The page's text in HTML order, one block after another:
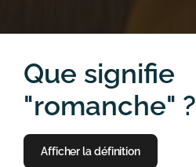
Que signifie
"romanche" ?
Afficher la définition